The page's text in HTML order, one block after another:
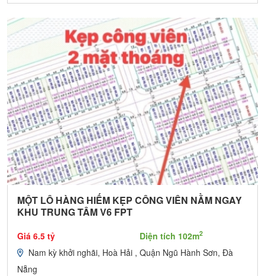
MỘT LÔ HÀNG HIẾM KẸP CÔNG VIÊN NẰM NGAY
KHU TRUNG TÂM V6 FPT
Giá 6.5 tỷ Diện tích 102m2
Nam kỳ khởi nghãi, Hoà Hải , Quận Ngũ Hành Sơn, Đà
Nẵng